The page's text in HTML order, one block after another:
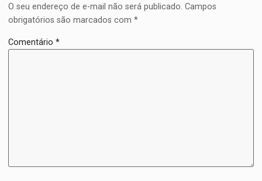
O seu endereço de e-mail não será publicado. Campos
obrigatórios são marcados com*
Comentário*